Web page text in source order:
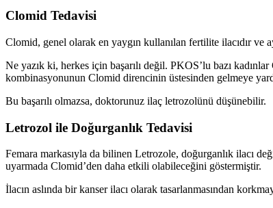
Clomid Tedavisi
Clomid, genel olarak en yaygın kullanılan fertilite ilacıdır ve
Ne yazık ki, herkes için başarılı değil. PKOS’lu bazı
kombinasyonunun Clomid direncinin üstesinden gelmeye
Bu başarılı olmazsa, doktorunuz ilaç letrozolünü düşünebilir.
Letrozol ile Doğurganlık Tedavisi
Femara markasıyla da bilinen Letrozole, doğurganlık ilacı
uyarmada Clomid’den daha etkili olabileceğini göstermiştir.
İlacın aslında bir kanser ilacı olarak tasarlanmasından